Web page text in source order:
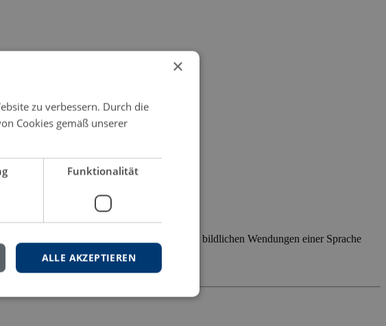
der semantischen Motivation bei bildlichen Wendungen einer Sprache
die […]
Wissensstrukturen
×
zu verbessern. Durch die
Cookies gemäß unserer
Funktionalität
ALLE AKZEPTIEREN